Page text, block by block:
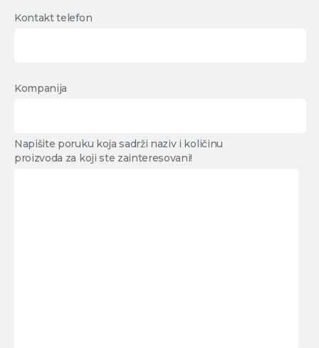
Kontakt telefon
Kompanija
Napišite poruku koja sadrži naziv i količinu
proizvoda za koji ste zainteresovani!